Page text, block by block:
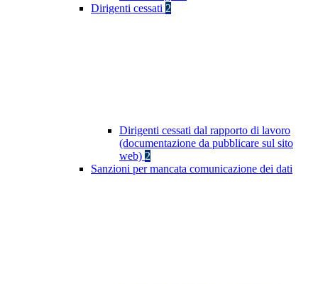
Dirigenti cessati 2
Dirigenti cessati dal rapporto di lavoro
(documentazione da pubblicare sul sito
web) 2
Sanzioni per mancata comunicazione dei dati